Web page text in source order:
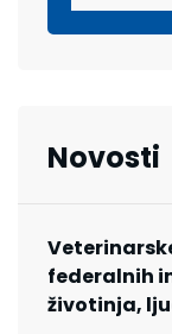
Novosti
federalnih
životinja,